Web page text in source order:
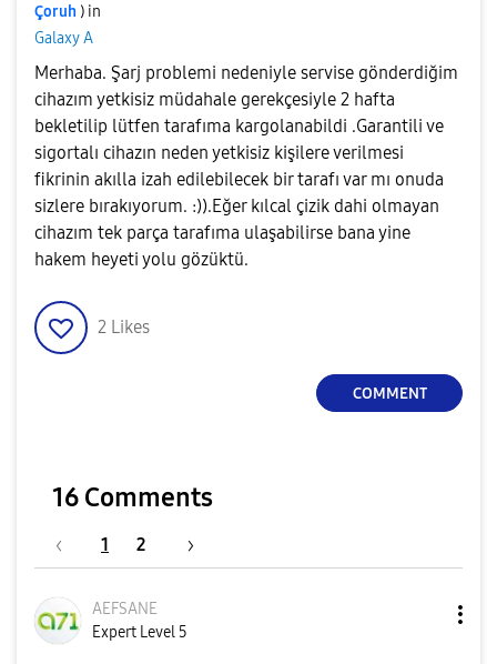
Çoruh ) in
Galaxy A
Merhaba. Şarj problemi nedeniyle servise gönderdiğim
cihazım yetkisiz müdahale gerekçesiyle 2 hafta
bekletilip lütfen tarafıma kargolanabildi .Garantili ve
sigortalı cihazın neden yetkisiz kişilere verilmesi
fikrinin akılla izah edilebilecek bir tarafı var mı onuda
sizlere bırakıyorum. :)).Eğer kılcal çizik dahi olmayan
cihazım tek parça tarafıma ulaşabilirse bana yine
hakem heyeti yolu gözüktü.
2 Likes
COMMENT
16 Comments
1 2
AEFSANE
Expert Level 5